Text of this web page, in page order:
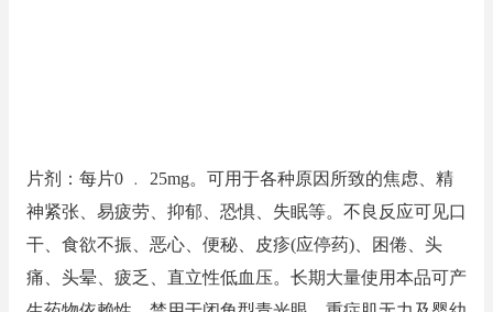
片剂：每片0 ﹒ 25mg。可用于各种原因所致的焦虑、精
神紧张、易疲劳、抑郁、恐惧、失眠等。不良反应可见口
干、食欲不振、恶心、便秘、皮疹(应停药)、困倦、头
痛、头晕、疲乏、直立性低血压。长期大量使用本品可产